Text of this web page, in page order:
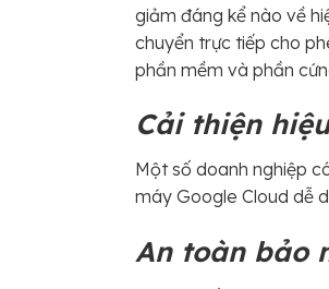
giảm đáng kể nào về
chuyển trực tiếp cho
phần mềm và phần
Cải thiện
Một số doanh nghiệp
máy Google Cloud dễ
An toàn bảo